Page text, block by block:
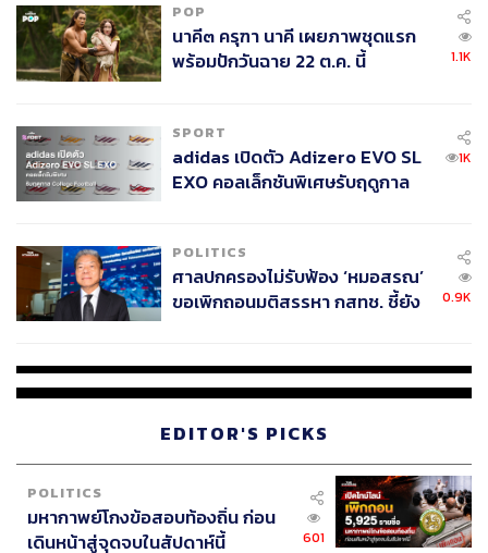
POP
นาคี๓ ครุฑา นาคี เผยภาพชุดแรก
พร้อมปักวันฉาย 22 ต.ค. นี้
1.1K
SPORT
adidas เปิดตัว Adizero EVO SL
EXO คอลเล็กชันพิเศษรับฤดูกาล
1K
POLITICS
ศาลปกครองไม่รับฟ้อง ‘หมอสรณ’
ขอเพิกถอนมติสรรหา กสทช. ชี้ยัง
0.9K
EDITOR'S PICKS
POLITICS
มหากาพย์โกงข้อสอบท้องถิ่น ก่อน
เดินหน้าสู่จุดจบในสัปดาห์นี้
601